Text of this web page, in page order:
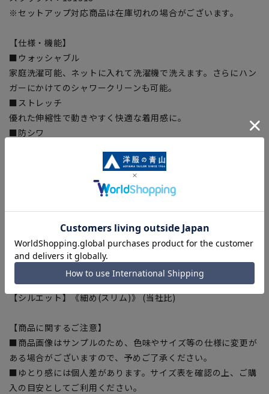
※セットアップ対応商品は在庫切れの場合がございます。
【仕様・機能】
■ウォッシャブル
家庭洗濯可能、ネットに入れて洗濯機で洗えます。さらにハン
ガーにかけてのシャワークリーンも可能。
■ストレッチ
優れた伸縮性で動きやすく快適な着用感に。
■防シワ
高い通気性と吸水・速乾性を兼ね備えた清涼快適ファブリック
です。本製品には使用済みPETボトルを原料とした東レのリサ
■Plastics Smart
この商品はリサイクル原料を使用し、プラスチック・スマート
に賛同しています。本製品は表素材には、再生ポリエステル
35%を使用した生地を使用しています。
【シルエット】《細め(スリム)》 (当社比)
【商品に関するご注意】
■商品画像はサンプルのため、色味やサイズ等の仕様に変更が
ある場合がございますので、予めご了承ください。
■ゆとり感には個人差があります。サイズ表を確認の上、ご購
入の目安としてご利用ください。